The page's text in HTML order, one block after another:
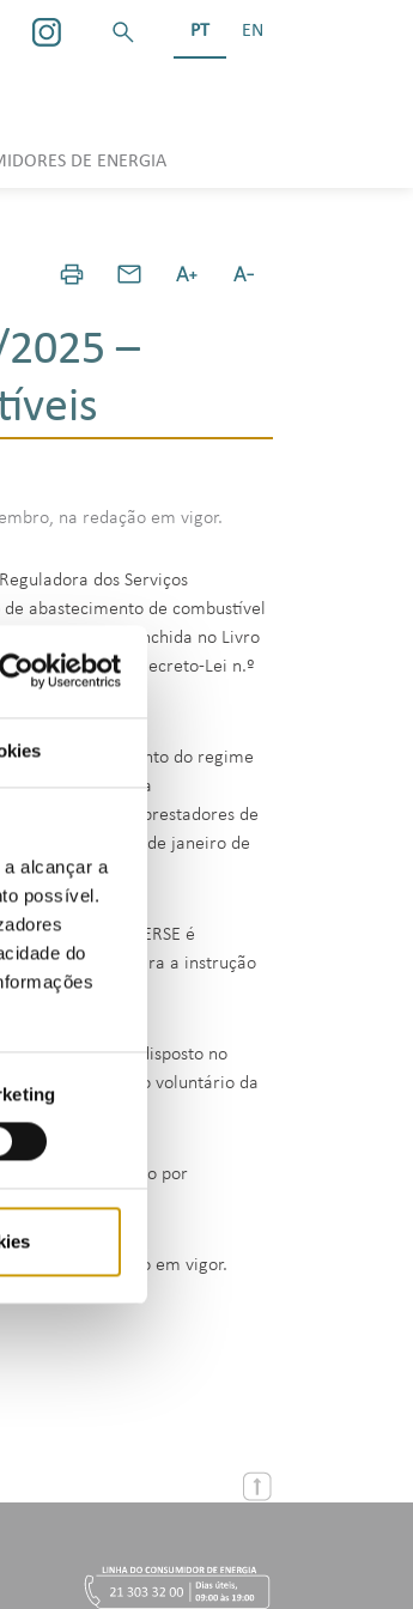
alcançar a
possível.
do
PT EN
DE ENERGIA
–
na redação em vigor.
dos Serviços
abastecimento de combustível
da folha preenchida no Livro
do artigo 5.º do Decreto-Lei n.º
pelo incumprimento do regime
que estabelece a
de bens ou prestadores de
deliberou em 29 de janeiro de
de setembro, a ERSE é
bem como para a instrução
ao abrigo do disposto no
ao pagamento voluntário da
do processo por
na redação em vigor.